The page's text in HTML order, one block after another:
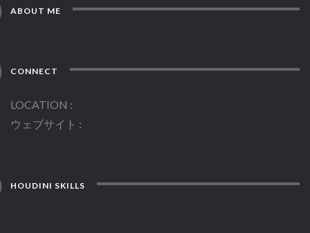
ABOUT ME
CONNECT
LOCATION
ウェブサイト
HOUDINI SKILLS